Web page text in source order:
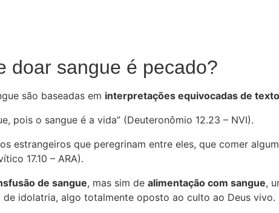
doar sangue é pecado?
são baseadas em interpretações equivocadas de
pois o sangue é a vida” (Deuteronômio 12.23 – NVI).
estrangeiros que peregrinam entre eles, que comer
17.10 – ARA).
de sangue, mas sim de alimentação com sangue,
idolatria, algo totalmente oposto ao culto ao Deus vivo.